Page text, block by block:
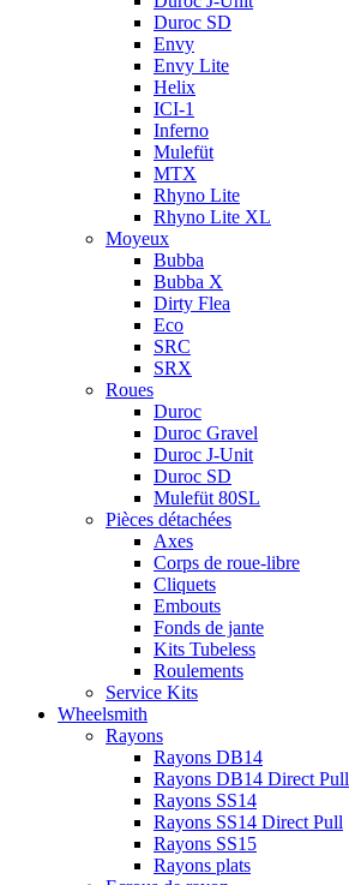
Duroc SD
Envy
Envy Lite
Helix
ICI-1
Inferno
Mulefüt
MTX
Rhyno Lite
Rhyno Lite XL
Moyeux
Bubba
Bubba X
Dirty Flea
Eco
SRC
SRX
Roues
Duroc
Duroc Gravel
Duroc J-Unit
Duroc SD
Mulefüt 80SL
Pièces détachées
Axes
Corps de roue-libre
Cliquets
Embouts
Fonds de jante
Kits Tubeless
Roulements
Service Kits
Wheelsmith
Rayons
Rayons DB14
Rayons DB14 Direct Pull
Rayons SS14
Rayons SS14 Direct Pull
Rayons SS15
Rayons plats